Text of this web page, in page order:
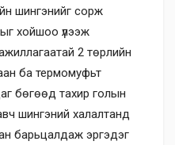
шингэнийг сорж
хойшоо үлээж
2 төрлийн
ба термомуфьт
бөгөөд тахир голын
шингэний халалтанд
барьцалдаж эргэдэг